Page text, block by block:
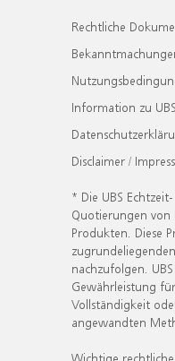
Rechtliche
Information zu UBS
Disclaimer /
* Die UBS
Quotierungen von
Produkten. Diese
nachzufolgen.
Gewährleistung
Vollständigkeit
angewandten